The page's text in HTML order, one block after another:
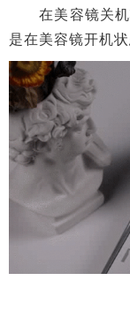
在美容镜关机
是在美容镜开机